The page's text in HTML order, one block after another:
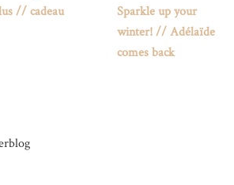
// cadeau
Sparkle up your
winter! // Adélaïde
comes back